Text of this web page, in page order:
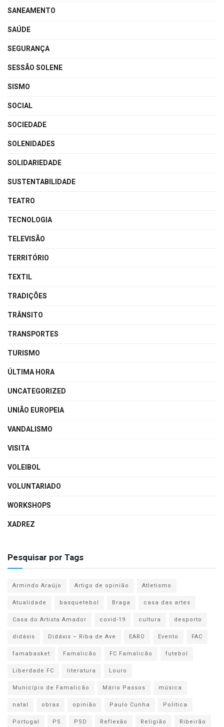
SANEAMENTO
SAÚDE
SEGURANÇA
SESSÃO SOLENE
SISMO
SOCIAL
SOCIEDADE
SOLENIDADES
SOLIDARIEDADE
SUSTENTABILIDADE
TEATRO
TECNOLOGIA
TELEVISÃO
TERRITÓRIO
TEXTIL
TRADIÇÕES
TRÂNSITO
TRANSPORTES
TURISMO
ÚLTIMA HORA
UNCATEGORIZED
UNIÃO EUROPEIA
VANDALISMO
VISITA
VOLEIBOL
VOLUNTARIADO
WORKSHOPS
XADREZ
Pesquisar por Tags
Armindo Araújo Artigo de opinião
Atletismo
Atualidade
basquetebol Braga
casa das artes
Casa do Artista Amador
covid-19 cultura
desporto
didáxis
Didáxis – Riba de Ave EARO Evento
FAC
famabasket
Famalicão FC Famalicão
futebol
Liberdade FC
literatura
Louro
Município de Famalicão
Mário Passos
música
natal
obras opinião Paulo Cunha
Politica
Portugal
PS PSD Reflexão Religião
Ribeirão